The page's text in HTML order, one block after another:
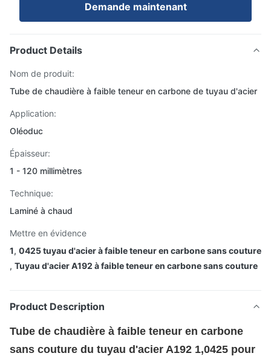
Demande maintenant
Product Details
Nom de produit:
Tube de chaudière à faible teneur en carbone de tuyau d'acier
Application:
Oléoduc
Épaisseur:
1 - 120 millimètres
Technique:
Laminé à chaud
Mettre en évidence
1, 0425 tuyau d'acier à faible teneur en carbone sans couture
, Tuyau d'acier A192 à faible teneur en carbone sans couture
Product Description
Tube de chaudière à faible teneur en carbone
sans couture du tuyau d'acier A192 1,0425 pour